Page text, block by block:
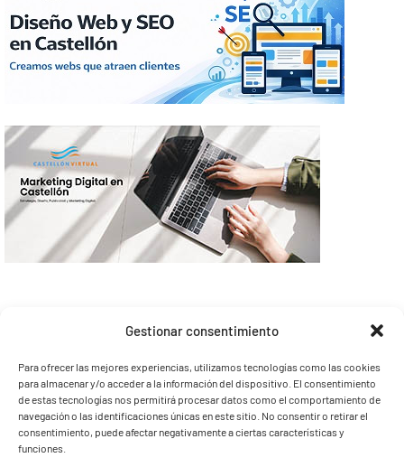
Gestionar consentimiento
Para ofrecer las mejores experiencias, utilizamos tecnologías como las cookies
para almacenar y/o acceder a la información del dispositivo. El consentimiento
de estas tecnologías nos permitirá procesar datos como el comportamiento de
navegación o las identificaciones únicas en este sitio. No consentir o retirar el
consentimiento, puede afectar negativamente a ciertas características y
funciones.